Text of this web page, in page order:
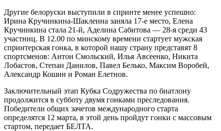
Другие белоруски выступили в спринте менее успешно:
Ирина Кручинкина-Шаклеина заняла 17-е место, Елена
Кручинкина стала 21-й, Аделина Сабитова — 28-я среди 43
участниц. В 12.00 по минскому времени стартует мужская
спринтерская гонка, в которой нашу страну представят 8
спортсменов: Антон Смольский, Илья Авсеенко, Никита
Лобастов, Степан Данилов, Павел Белько, Максим Воробей,
Александр Кошин и Роман Елетнов.
Заключительный этап Кубка Содружества по биатлону
продолжится в субботу двумя гонками преследования.
Победители общих зачетов международного старта
определятся 12 марта, в этой день пройдут гонки с массовым
стартом, передает БЕЛТА.